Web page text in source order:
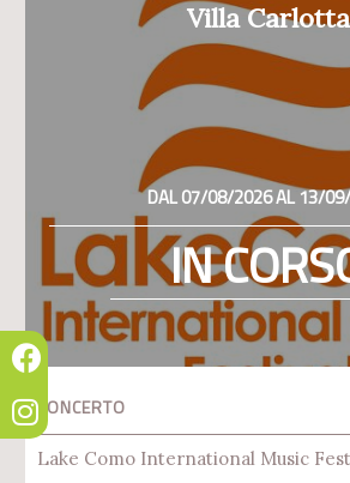
Villa Carlotta
DAL 07/08/2026 AL 13/
IN
CONCERTO
Lake Como International Music